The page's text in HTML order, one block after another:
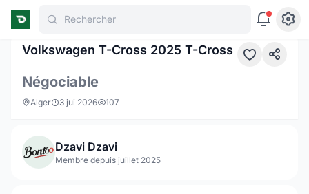
Rechercher 1 / 10
Volkswagen T-Cross 2025 T-Cross
Négociable
Alger 3 jui 2026 107
Dzavi Dzavi
Membre depuis juillet 2025